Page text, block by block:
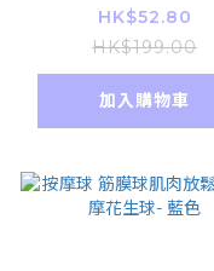
（平行進口）
HK$52.80
HK$199.00
加入購物車